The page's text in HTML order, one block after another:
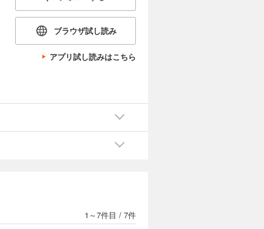
ブラウザ試し読み
アプリ試し読みはこちら
1～7件目 / 7件